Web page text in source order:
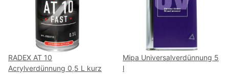
RADEX AT 10
Acrylverdünnung 0,5 L kurz
Mipa Universalverdünnung 5
l